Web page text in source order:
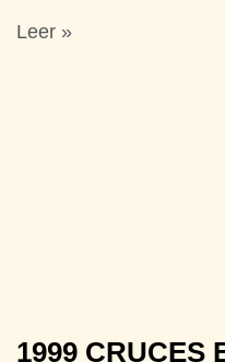
Leer »
1999 CRUCES